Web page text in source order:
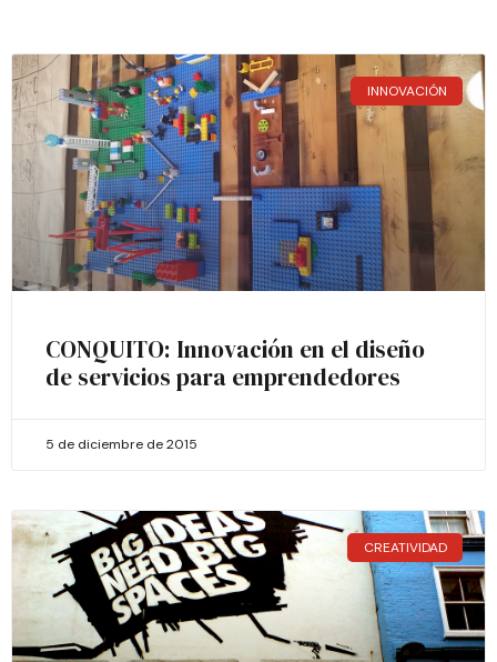
INNOVACIÓN
CONQUITO: Innovación en el diseño
de servicios para emprendedores
5 de diciembre de 2015
CREATIVIDAD